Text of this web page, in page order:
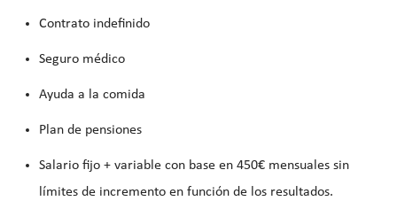
Contrato indefinido
Seguro médico
Ayuda a la comida
Plan de pensiones
Salario fijo + variable con base en 450€ mensuales sin
límites de incremento en función de los resultados.